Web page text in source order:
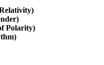
Polarity)